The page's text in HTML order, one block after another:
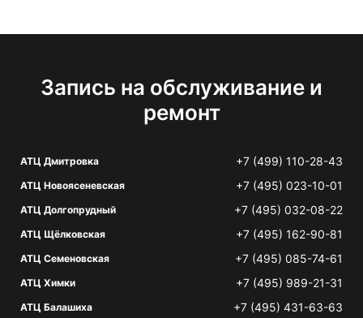
Запись на обслуживание и
ремонт
АТЦ Дмитровка +7 (499) 110-28-43
АТЦ Новоясеневская +7 (495) 023-10-01
АТЦ Долгопрудный +7 (495) 032-08-22
АТЦ Щёлковская +7 (495) 162-90-81
АТЦ Семеновская +7 (495) 085-74-61
АТЦ Химки +7 (495) 989-21-31
АТЦ Балашиха +7 (495) 431-63-63